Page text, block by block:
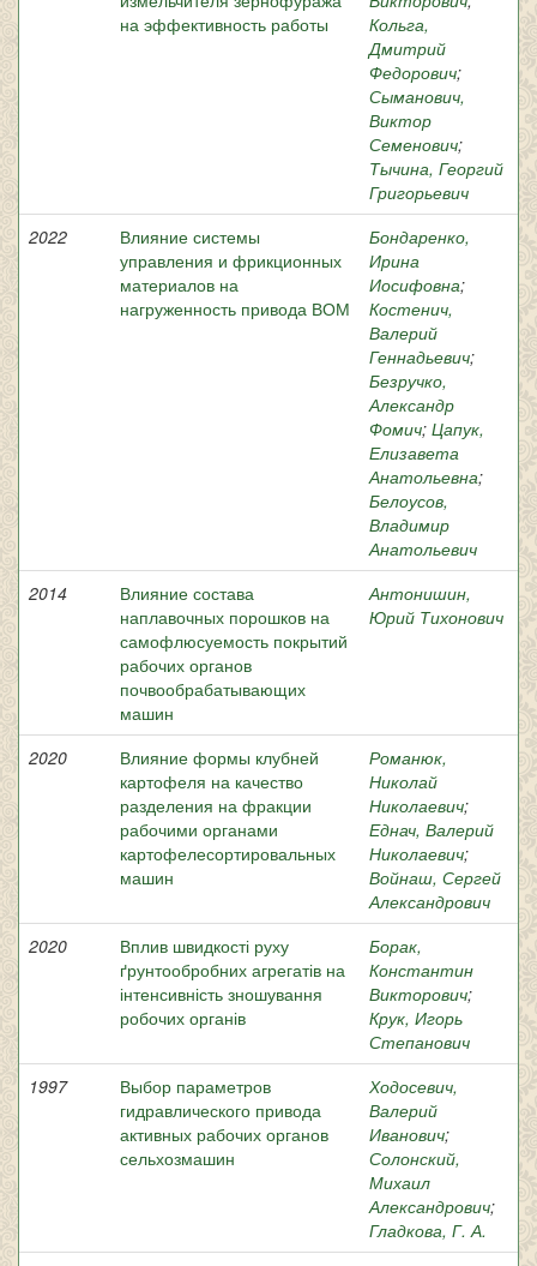
на эффективность работы
Кольга,
Дмитрий
Федорович;
Сыманович,
Виктор
Семенович;
Тычина, Георгий
Григорьевич
2022
Влияние системы
управления и фрикционных
материалов на
нагруженность привода ВОМ
Бондаренко,
Ирина
Иосифовна;
Костенич,
Валерий
Геннадьевич;
Безручко,
Александр
Фомич; Цапук,
Елизавета
Анатольевна;
Белоусов,
Владимир
Анатольевич
2014
Влияние состава
наплавочных порошков на
самофлюсуемость покрытий
рабочих органов
почвообрабатывающих
машин
Антонишин,
Юрий Тихонович
2020
Влияние формы клубней
картофеля на качество
разделения на фракции
рабочими органами
картофелесортировальных
машин
Романюк,
Николай
Николаевич;
Еднач, Валерий
Николаевич;
Войнаш, Сергей
Александрович
2020
Вплив швидкості руху
ґрунтообробних агрегатів на
інтенсивність зношування
робочих органів
Борак,
Константин
Викторович;
Крук, Игорь
Степанович
1997
Выбор параметров
гидравлического привода
активных рабочих органов
сельхозмашин
Ходосевич,
Валерий
Иванович;
Солонский,
Михаил
Александрович;
Гладкова, Г. А.